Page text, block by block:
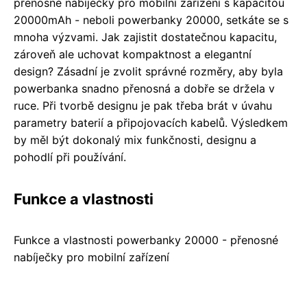
20000mAh - neboli powerbanky 20000, setkáte se s
mnoha výzvami. Jak zajistit dostatečnou kapacitu,
zároveň ale uchovat kompaktnost a elegantní
design? Zásadní je zvolit správné rozměry, aby byla
powerbanka snadno přenosná a dobře se držela v
ruce. Při tvorbě designu je pak třeba brát v úvahu
parametry baterií a připojovacích kabelů. Výsledkem
by měl být dokonalý mix funkčnosti, designu a
pohodlí při používání.
Funkce a vlastnosti
Funkce a vlastnosti powerbanky 20000 - přenosné
nabíječky pro mobilní zařízení